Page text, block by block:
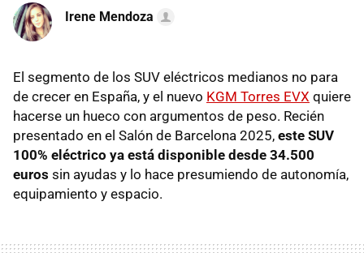
Irene Mendoza
El segmento de los SUV eléctricos medianos no para
de crecer en España, y el nuevo KGM Torres EVX quiere
hacerse un hueco con argumentos de peso. Recién
presentado en el Salón de Barcelona 2025, este SUV
100% eléctrico ya está disponible desde 34.500
euros sin ayudas y lo hace presumiendo de autonomía,
equipamiento y espacio.